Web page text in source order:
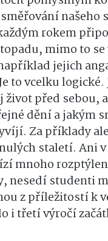
našeho
rokem
mimo to
jejich
to vcelku
život před sebou,
dění a jakým
Za příklady
staletí. Ani
mnoho
nesedí studenti
z příležitostí k
i třetí výročí